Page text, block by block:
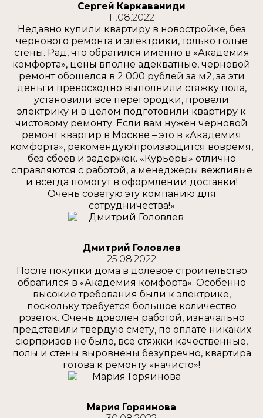
Сергей Каркаваниди
11.08.2022
Недавно купили квартиру в новостройке, без
чернового ремонта и электрики, только голые
стены. Рад, что обратился именно в «Академия
комфорта», цены вполне адекватные, черновой
ремонт обошелся в 2 000 рублей за м2, за эти
деньги превосходно выполнили стяжку пола,
установили все перегородки, провели
электрику и в целом подготовили квартиру к
чистовому ремонту. Если вам нужен черновой
ремонт квартир в Москве – это в «Академия
комфорта», рекомендую!производится вовремя,
без сбоев и задержек. «Курьеры» отлично
справляются с работой, а менеджеры вежливые
и всегда помогут в оформлении доставки!
Очень советую эту компанию для
сотрудничества!»
Дмитрий Головлев
25.08.2022
После покупки дома в долевое строительство
обратился в «Академия комфорта». Особенно
высокие требования были к электрике,
поскольку требуется большое количество
розеток. Очень доволен работой, изначально
представили твердую смету, по оплате никаких
сюрпризов не было, все стяжки качественные,
полы и стены выровнены безупречно, квартира
готова к ремонту «начисто»!
Мария Горяинова